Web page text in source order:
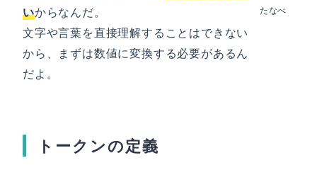
たなべ
いからなんだ。
文字や言葉を直接理解することはできない
から、まずは数値に変換する必要があるん
だよ。
トークンの定義